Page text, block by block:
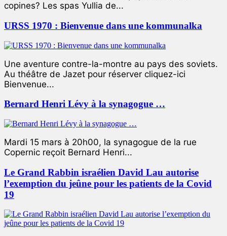
copines? Les spas Yullia de...
URSS 1970 : Bienvenue dans une kommunalka
Une aventure contre-la-montre au pays des soviets.
Au théâtre de Jazet pour réserver cliquez-ici
Bienvenue...
Bernard Henri Lévy à la synagogue …
Mardi 15 mars à 20h00, la synagogue de la rue
Copernic reçoit Bernard Henri...
Le Grand Rabbin israélien David Lau autorise
l’exemption du jeûne pour les patients de la Covid
19